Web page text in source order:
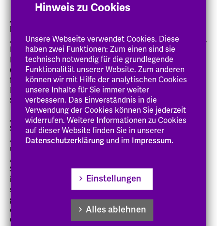
„Die Teilnahme von über 200 Personen zeugt von einer
hohen Relevanz,“ erläutert Prof. Dr. Elke Schimpf.
„Fachkräfte, Studierende, Vertreter:innen von Initiativen,
Lehrende und Forschende traten miteinander in den
Dialog, um gemeinsame Positionen und
(professions)politische Strategien zu entwickeln. Es
formiert sich Widerstand gegen das Genderverbot in
Bayern, Brandenburg, Hessen, Rheinland-Pfalz, Sachsen,
Sachsen-Anhalt und Schleswig-Holstein.“
„Die Teilnehmenden fordern eine Rücknahme der
Sprachverbote,“ unterstreicht Prof. Dr. Alexandra Rau.
„Sie machten die Lebensrealitäten von marginalisierten
und von Gewalt betroffenen Gruppen deutlich. Die
Auseinandersetzung mit geschlechtergerechter
Sprache in der Sozialen Arbeit zeigt, dass Sprache mehr
ist als ein kommunikatives Werkzeug — als
sprachliches Handeln ist sie nicht nur ein
grundlegendes Moment von Fachlichkeit, sondern auch
ein zentraler Bestandteil von Inklusion und
Gerechtigkeit.“
Hinweis zu Cookies
Unsere Webseite verwendet Cookies. Diese
haben zwei Funktionen: Zum einen sind sie
technisch notwendig für die grundlegende
Funktionalität unserer Website. Zum anderen
können wir mit Hilfe der analytischen Cookies
unsere Inhalte für Sie immer weiter
verbessern. Das Einverständnis in die
Verwendung der Cookies können Sie jederzeit
widerrufen. Weitere Informationen zu Cookies
auf dieser Website finden Sie in unserer
Datenschutzerklärung und im Impressum.
Einstellungen
Alles ablehnen